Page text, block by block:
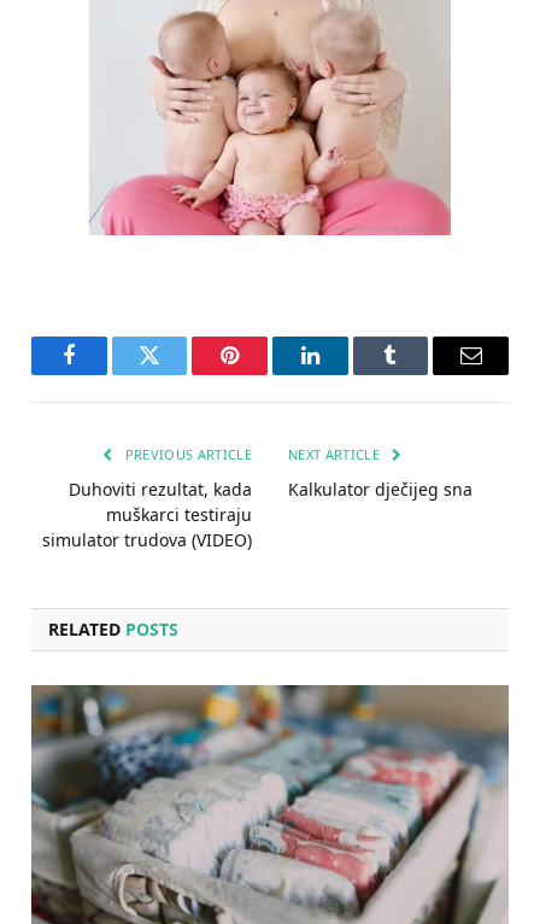
FacebookTwitter Pinterest LinkedInTumblr Email
PREVIOUS ARTICLE
Duhoviti rezultat, kada
muškarci testiraju
simulator trudova (VIDEO)
NEXT ARTICLE
Kalkulator dječijeg sna
RELATED POSTS